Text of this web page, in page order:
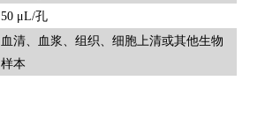
50 μL/孔
血清、血浆、组织、细胞上清或其他生物
样本